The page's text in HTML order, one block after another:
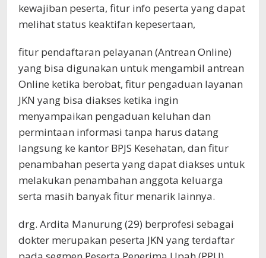
kewajiban peserta, fitur info peserta yang dapat
melihat status keaktifan kepesertaan,
fitur pendaftaran pelayanan (Antrean Online)
yang bisa digunakan untuk mengambil antrean
Online ketika berobat, fitur pengaduan layanan
JKN yang bisa diakses ketika ingin
menyampaikan pengaduan keluhan dan
permintaan informasi tanpa harus datang
langsung ke kantor BPJS Kesehatan, dan fitur
penambahan peserta yang dapat diakses untuk
melakukan penambahan anggota keluarga
serta masih banyak fitur menarik lainnya.
drg. Ardita Manurung (29) berprofesi sebagai
dokter merupakan peserta JKN yang terdaftar